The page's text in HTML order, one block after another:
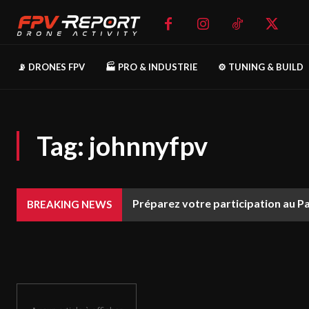
📡 DRONES FPV 🏭 PRO & INDUSTRIE ⚙️ TUNING & BUILD
Tag: johnnyfpv
BREAKING NEWS Préparez votre participation au